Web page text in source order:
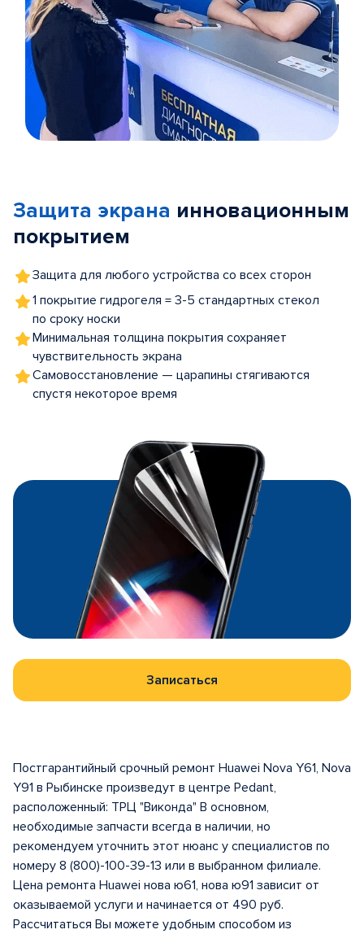
5
Защита экрана инновационным
покрытием
Защита для любого устройства со всех сторон
1 покрытие гидрогеля = 3-5 стандартных стекол
по сроку носки
Минимальная толщина покрытия сохраняет
чувствительность экрана
Самовосстановление — царапины стягиваются
спустя некоторое время
Записаться
Постгарантийный срочный ремонт Huawei Nova Y61, Nova
Y91 в Рыбинске произведут в центрe Pedant,
расположенный: ТРЦ "Виконда" В основном,
необходимые запчасти всегда в наличии, но
рекомендуем уточнить этот нюанс у специалистов по
номеру 8 (800)-100-39-13 или в выбранном филиале.
Цена ремонта Huawei нова ю61, нова ю91 зависит от
оказываемой услуги и начинается от 490 руб.
Рассчитаться Вы можете удобным способом из